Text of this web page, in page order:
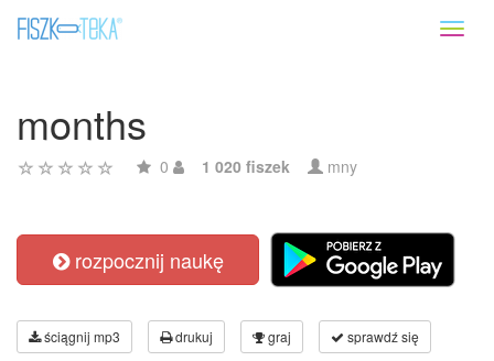
months
0 1 020 fiszek mny
rozpocznij naukę
ściągnij mp3 drukuj graj sprawdź się